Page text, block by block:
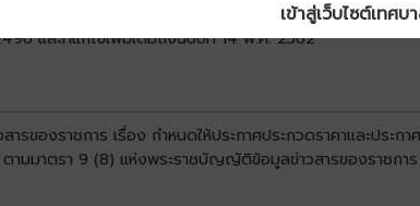
และที่แก้ไขเพิ่มเติมถึงฉบับที่ 14 พ.ศ. 2562
ารของราชการ เรื่อง กำหนดให้ประกาศประกวดราคาและปร
ตามมาตรา 9 (8) แห่งพระราชบัญญัติข้อมูลข่าวสารของราชก
เข้าสู่เว็บไซต์เทศบ